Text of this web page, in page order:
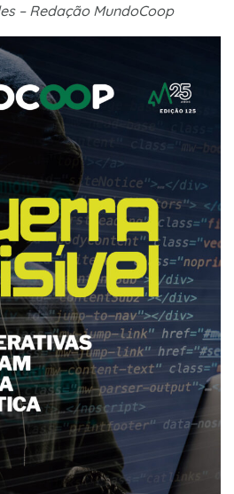
– Redação MundoCoop